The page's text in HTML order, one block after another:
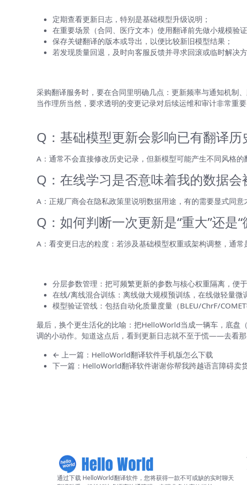
定期查看更新日志，特别是基础模型升级说明；
在重要场景（合同、医疗文本）使用翻译前先做小规模验证
保存关键翻译的版本或导出，以便比较新旧模型结果；
若发现质量回退，及时向客服反馈并寻求回滚或临时解决方
采购翻译服务时，要在合同里明确几点：更新频率与通知机制
当作理所当然，要求透明的变更记录对后续运维和审计非常重要
Q：基础模型更新会影响已有翻译历
A：通常不会直接修改历史记录，但新模型可能产生不同风格的
Q：在线学习是否意味着我的数据会
A：正规厂商会在隐私政策里说明数据用途，有的需要显式同
Q：如何判断一次更新是“重大”还是“
A：看变更日志的粒度：若涉及基础模型权重或架构调整，通
分层参数管理：把可频繁更新的参数与核心权重隔离，便于
在线/离线混合训练：离线做大规模预训练，在线做轻量微
模型验证管线：包括自动化质量度量（BLEU/ChrF/COMET
最后，换个更生活化的比喻：把HelloWorld当成一辆车，底盘
调的小动作。知道这点后，看到更新日志就不至于慌——去看那
← 上一篇：HelloWorld翻译软件手机版怎么下载
下一篇：HelloWorld翻译软件谢谢你帮我跨越语言障碍卖
通过下载 HelloWorld翻译软件，您将获得一款不可或缺的实时聊天